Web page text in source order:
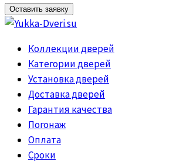
Коллекции дверей
Категории дверей
Установка дверей
Доставка дверей
Гарантия качества
Погонаж
Оплата
Сроки